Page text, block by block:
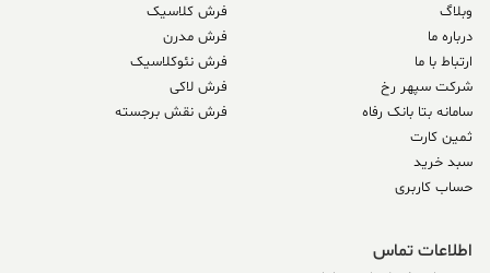
وبلاگ
درباره ما
ارتباط با ما
شرکت سپهر رخ
سامانه بتا بانک رفاه
ثمین کارت
سبد خرید
حساب کاربری
فرش کلاسیک
فرش مدرن
فرش نئوکلاسیک
فرش لاکی
فرش نقش برجسته
اطلاعات تماس